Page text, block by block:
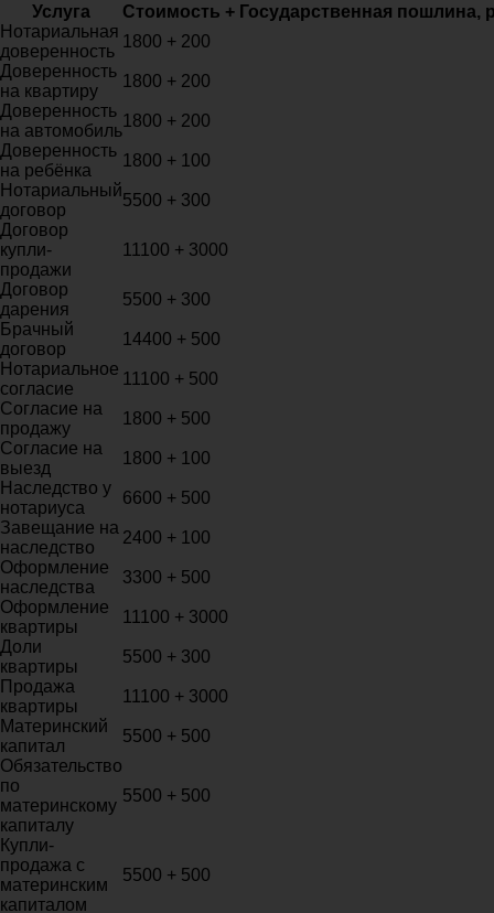
Услуга
Стоимость + Государственная пошлина,
Нотариальная
доверенность
1800 + 200
Доверенность
на квартиру
1800 + 200
Доверенность
на автомобиль
1800 + 200
Доверенность
на ребёнка
1800 + 100
Нотариальный
договор
5500 + 300
Договор
купли-
продажи
11100 + 3000
Договор
дарения
5500 + 300
Брачный
договор
14400 + 500
Нотариальное
согласие
11100 + 500
Согласие на
продажу
1800 + 500
Согласие на
выезд
1800 + 100
Наследство у
нотариуса
6600 + 500
Завещание на
наследство
2400 + 100
Оформление
наследства
3300 + 500
Оформление
квартиры
11100 + 3000
Доли
квартиры
5500 + 300
Продажа
квартиры
11100 + 3000
Материнский
капитал
5500 + 500
Обязательство
по
материнскому
капиталу
5500 + 500
Купли-
продажа с
материнским
капиталом
5500 + 500